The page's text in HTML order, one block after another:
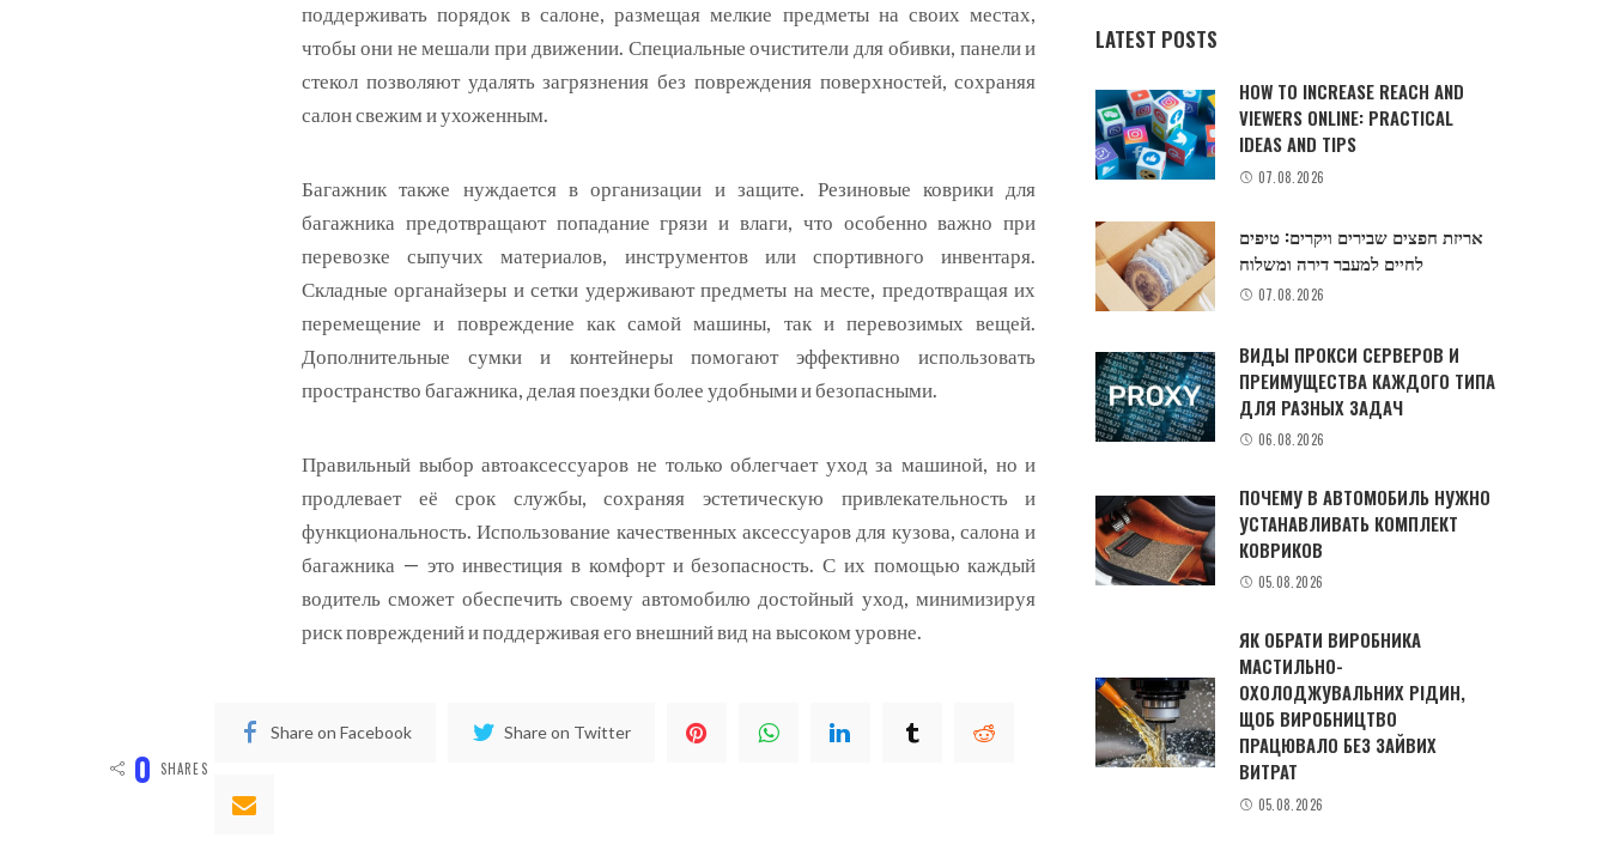
поддерживать порядок в салоне, размещая мелкие предметы на своих местах,
чтобы они не мешали при движении. Специальные очистители для обивки, панели и
стекол позволяют удалять загрязнения без повреждения поверхностей, сохраняя
салон свежим и ухоженным.
Багажник также нуждается в организации и защите. Резиновые коврики для
багажника предотвращают попадание грязи и влаги, что особенно важно при
перевозке сыпучих материалов, инструментов или спортивного инвентаря.
Складные органайзеры и сетки удерживают предметы на месте, предотвращая их
перемещение и повреждение как самой машины, так и перевозимых вещей.
Дополнительные сумки и контейнеры помогают эффективно использовать
пространство багажника, делая поездки более удобными и безопасными.
Правильный выбор автоаксессуаров не только облегчает уход за машиной, но и
продлевает её срок службы, сохраняя эстетическую привлекательность и
функциональность. Использование качественных аксессуаров для кузова, салона и
багажника — это инвестиция в комфорт и безопасность. С их помощью каждый
водитель сможет обеспечить своему автомобилю достойный уход, минимизируя
риск повреждений и поддерживая его внешний вид на высоком уровне.
0 SHARES
Share on Facebook Share on Twitter
LATEST POSTS
HOW TO INCREASE REACH AND
VIEWERS ONLINE: PRACTICAL
IDEAS AND TIPS
07.08.2026
אריזת חפצים שבירים ויקרים: טיפים
לחיים למעבר דירה ומשלוח
07.08.2026
ВИДЫ ПРОКСИ СЕРВЕРОВ И
ПРЕИМУЩЕСТВА КАЖДОГО ТИПА
ДЛЯ РАЗНЫХ ЗАДАЧ
06.08.2026
ПОЧЕМУ В АВТОМОБИЛЬ НУЖНО
УСТАНАВЛИВАТЬ КОМПЛЕКТ
КОВРИКОВ
05.08.2026
ЯК ОБРАТИ ВИРОБНИКА
МАСТИЛЬНО-
ОХОЛОДЖУВАЛЬНИХ РІДИН,
ЩОБ ВИРОБНИЦТВО
ПРАЦЮВАЛО БЕЗ ЗАЙВИХ
ВИТРАТ
05.08.2026